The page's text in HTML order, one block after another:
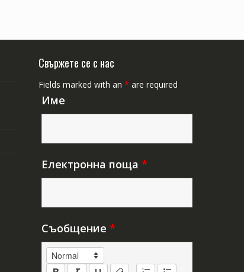
Свържете се с нас
Fields marked with an * are required
Име
Електронна поща *
Съобщение *